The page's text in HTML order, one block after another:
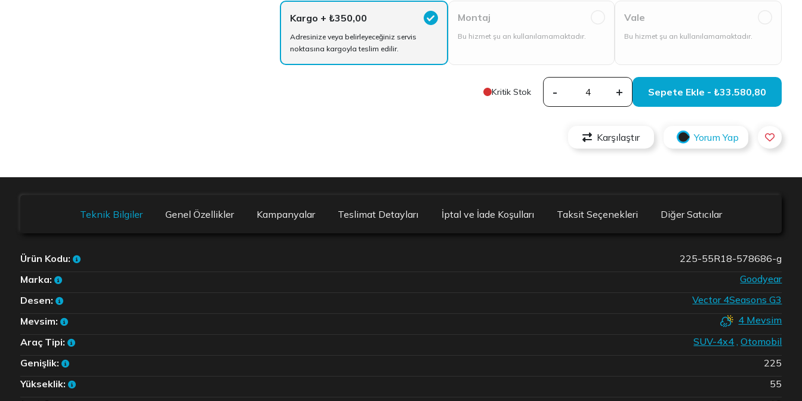
Kargo + ₺350,00
Adresinize veya belirleyeceğiniz servis
noktasına kargoyla teslim edilir.
Montaj
Bu hizmet şu an kullanılamamaktadır.
Vale
Bu hizmet şu an kullanılamamaktadır.
Kritik Stok - + Sepete Ekle - ₺33.580,80
Karşılaştır Yorum Yap
Teknik Bilgiler Genel Özellikler Kampanyalar Teslimat Detayları İptal ve İade Koşulları Taksit Seçenekleri Diğer Satıcılar
Ürün Kodu:
225-55R18-578686-g
Marka:
Goodyear
Desen:
Vector 4Seasons G3
Mevsim:
4 Mevsim
Araç Tipi:
SUV-4x4 ,Otomobil
Genişlik:
225
Yükseklik:
55